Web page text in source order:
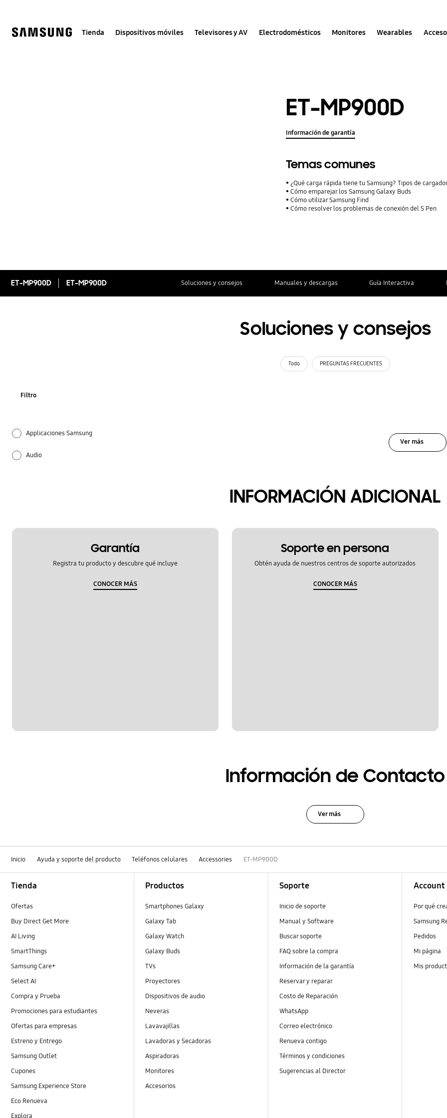
Tienda Dispositivos móviles Televisores y AV Electrodomésticos Monitores Wearables
ET-MP900D
Información de garantía
Temas comunes
¿Qué carga rápida tiene tu Samsung? Tipos de
Cómo emparejar los Samsung Galaxy Buds
Cómo utilizar Samsung Find
Cómo resolver los problemas de conexión del S Pen
ET-MP900D ET-MP900D Soluciones y consejos Manuales y descargas Guía Interactiva
Soluciones y consejos
Todo PREGUNTAS FRECUENTES
Filtro
Applicaciones Samsung
Audio
Hardware
Ver más
INFORMACIÓN ADICIONAL
Garantía
Registra tu producto y descubre qué incluye
CONOCER MÁS
Soporte en persona
Obtén ayuda de nuestros centros de soporte autorizados
CONOCER MÁS
Información de Contacto
Ver más
Inicio Ayuda y soporte del producto Teléfonos celulares Accessories ET-MP900D
Tienda
Ofertas
Buy Direct Get More
AI Living
SmartThings
Samsung Care+
Select AI
Compra y Prueba
Promociones para estudiantes
Ofertas para empresas
Estreno y Entrego
Samsung Outlet
Cupones
Samsung Experience Store
Eco Renueva
Explora
Productos
Smartphones Galaxy
Galaxy Tab
Galaxy Watch
Galaxy Buds
TVs
Proyectores
Dispositivos de audio
Neveras
Lavavajillas
Lavadoras y Secadoras
Aspiradoras
Monitores
Accesorios
Soporte
Inicio de soporte
Manual y Software
Buscar soporte
FAQ sobre la compra
Información de la garantía
Reservar y reparar
Costo de Reparación
WhatsApp
Correo electrónico
Renueva contigo
Términos y condiciones
Sugerencias al Director
Account
Por qué
Samsung
Pedidos
Mi página
Mis